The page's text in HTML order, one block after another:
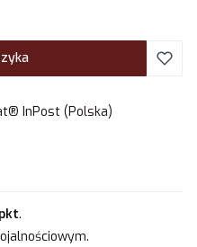
InPost (Polska)
.